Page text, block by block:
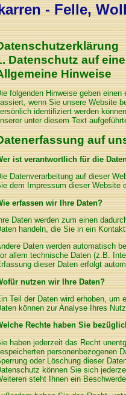
- Felle,
Datenschutz auf
Hinweise
folgenden Hinweise geben
wenn Sie unsere Website
identifiziert werden
unter diesem Text
auf
ist verantwortlich für die
Datenverarbeitung auf dieser
dem Impressum dieser Website
erfassen wir Ihre Daten?
Ihre Daten werden zum einen
handeln, die Sie in ein
Daten werden automatisch
allem technische Daten (z.B.
dieser Daten erfolgt
nutzen wir Ihre Daten?
Teil der Daten wird erhoben, um
können zur Analyse Ihres
Rechte haben Sie
haben jederzeit das Recht
personenbezogenen
oder Löschung dieser
können Sie sich
steht Ihnen ein